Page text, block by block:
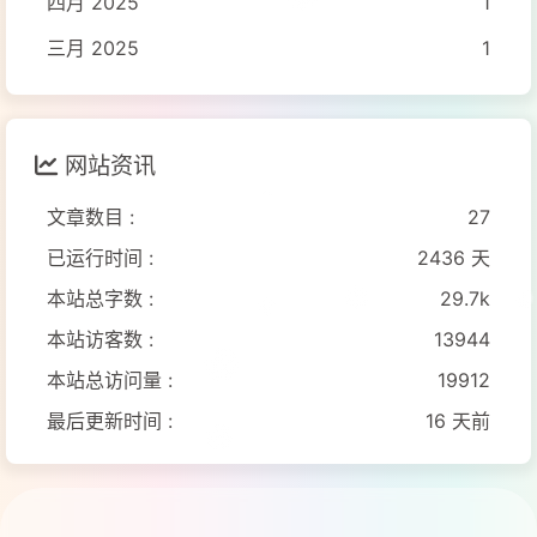
三月 2025
1
网站资讯
文章数目 :
27
已运行时间 :
2436 天
本站总字数 :
29.7k
本站访客数 :
13944
本站总访问量 :
19912
最后更新时间 :
16 天前